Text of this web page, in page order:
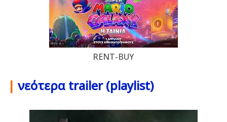
RENT-BUY
| νεότερα trailer (playlist)